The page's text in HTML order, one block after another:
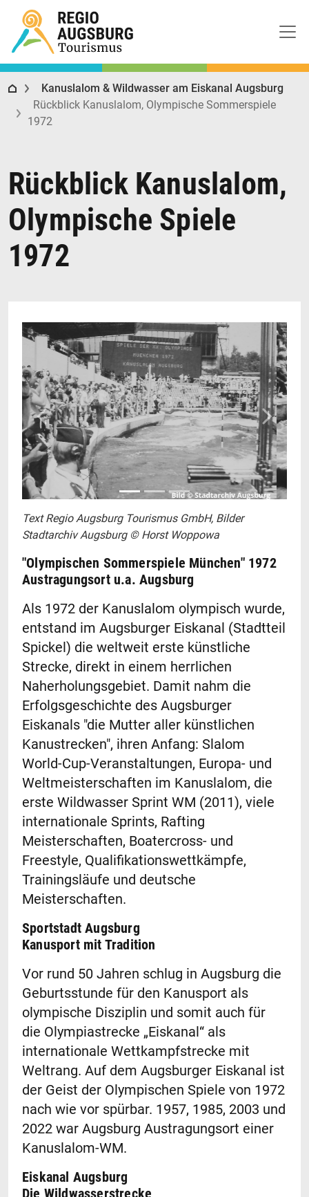
Regio Augsburg Tourismus
Kanuslalom & Wildwasser am Eiskanal Augsburg
Rückblick Kanuslalom, Olympische Sommerspiele
1972
Rückblick Kanuslalom,
Olympische Spiele
1972
Zurück Weiter
Text Regio Augsburg Tourismus GmbH, Bilder
Stadtarchiv Augsburg © Horst Woppowa
"Olympischen Sommerspiele München" 1972
Austragungsort u.a. Augsburg
Als 1972 der Kanuslalom olympisch wurde,
entstand im Augsburger Eiskanal (Stadtteil
Spickel) die weltweit erste künstliche
Strecke, direkt in einem herrlichen
Naherholungsgebiet. Damit nahm die
Erfolgsgeschichte des Augsburger
Eiskanals "die Mutter aller künstlichen
Kanustrecken", ihren Anfang: Slalom
World-Cup-Veranstaltungen, Europa- und
Weltmeisterschaften im Kanuslalom, die
erste Wildwasser Sprint WM (2011), viele
internationale Sprints, Rafting
Meisterschaften, Boatercross- und
Freestyle, Qualifikationswettkämpfe,
Trainingsläufe und deutsche
Meisterschaften.
Sportstadt Augsburg
Kanusport mit Tradition
Vor rund 50 Jahren schlug in Augsburg die
Geburtsstunde für den Kanusport als
olympische Disziplin und somit auch für
die Olympiastrecke „Eiskanal“ als
internationale Wettkampfstrecke mit
Weltrang. Auf dem Augsburger Eiskanal ist
der Geist der Olympischen Spiele von 1972
nach wie vor spürbar. 1957, 1985, 2003 und
2022 war Augsburg Austragungsort einer
Kanuslalom-WM.
Eiskanal Augsburg
Die Wildwasserstrecke